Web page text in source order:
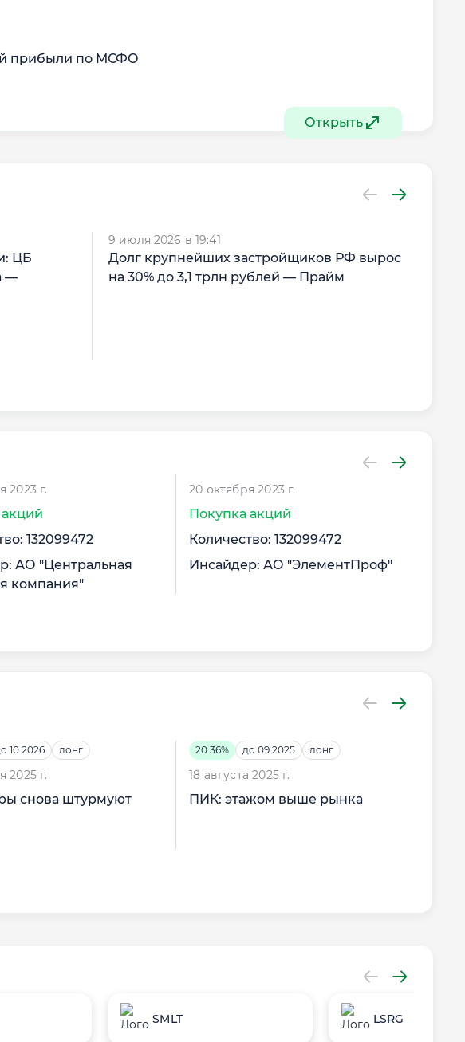
прибыли по МСФО
Открыть
ЦБ
—
9 июля 2026 в 19:41
Долг крупнейших застройщиков РФ вырос
на 30% до 3,1 трлн рублей — Прайм
2023 г.
132099472
АО "Центральная
компания"
20 октября 2023 г.
Покупка акций
Количество: 132099472
Инсайдер: АО "ЭлементПроф"
10.2026 лонг
2025 г.
снова штурмуют
20.36% до 09.2025 лонг
18 августа 2025 г.
ПИК: этажом выше рынка
SMLT LSRG